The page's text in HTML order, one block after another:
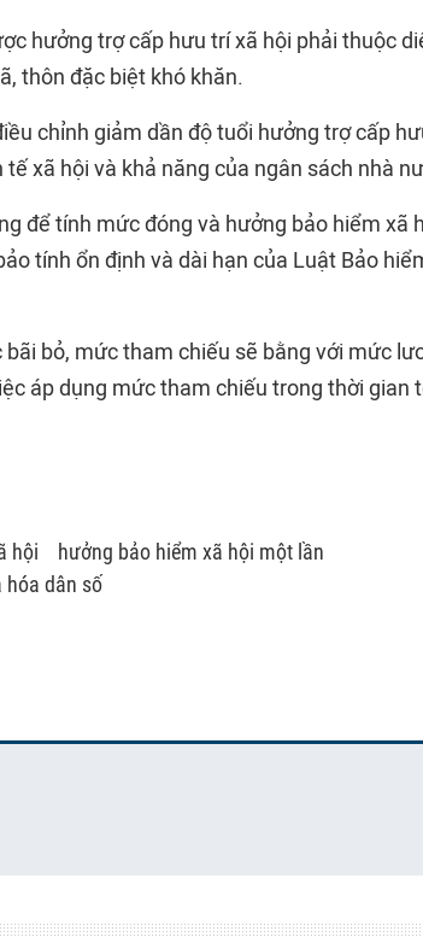
hưởng trợ cấp hưu trí xã hội phải thuộc
thôn đặc biệt khó khăn.
chỉnh giảm dần độ tuổi hưởng trợ cấp
xã hội và khả năng của ngân sách nhà
để tính mức đóng và hưởng bảo hiểm xã
tính ổn định và dài hạn của Luật Bảo
bỏ, mức tham chiếu sẽ bằng với mức
áp dụng mức tham chiếu trong thời gian
hội
hưởng bảo hiểm xã hội một lần
hóa dân số